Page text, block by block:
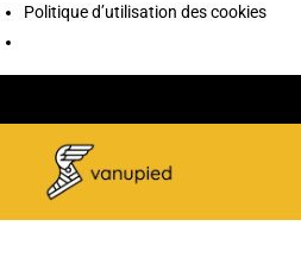
Politique d’utilisation des cookies